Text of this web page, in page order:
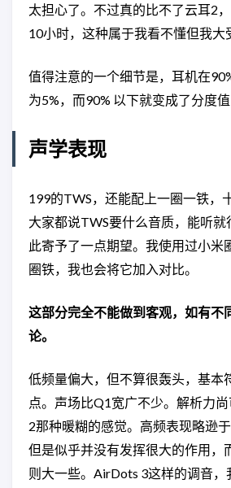
太担心了。不过真的比不了云耳2
10小时，这种属于我看不懂但我大
值得注意的一个细节是，耳机在
为5%，而90% 以下就变成了分度值
声学表现
199的TWS，还能配上一圈一铁，
大家都说TWS要什么音质，能听
此寄予了一点期望。我使用过小米
圈铁，我也会将它加入对比。
这部分完全不能做到客观，如有不
论。
低频量偏大，但不算很轰头，基本
点。声场比Q1宽广不少。解析力
2那种暖糊的感觉。高频表现略逊
但是似乎并没有发挥很大的作用，
则大一些。AirDots 3这样的调音，